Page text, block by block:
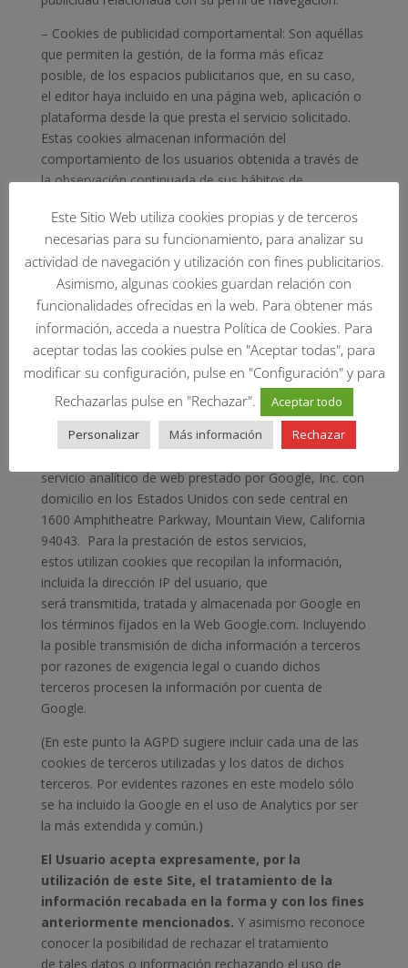
– Cookies de publicidad comportamental: Son aquéllas
que permiten la gestión, de la forma más eficaz
posible, de los espacios publicitarios que, en su caso,
el editor haya incluido en una página web, aplicación o
plataforma desde la que presta el servicio solicitado.
Estas cookies almacenan información del
comportamiento de los usuarios obtenida a través de
la observación continuada de sus hábitos de
específico para mostrar publicidad en función del
mismo.
Cookies de terceros : La Web de MCM Multitécnicas
y Construcciones Mixtas S.L. puede utilizar servicios de
terceros que, por cuenta de MCM Multitécnicas y
Construcciones Mixtas S.L., recopilaran información
con fines estadísticos, de uso del Site por parte del
usuario y para la prestacion de otros servicios
relacionados con la actividad del Website y otros
servicios de Internet.
servicio analítico de web prestado por Google, Inc. con
domicilio en los Estados Unidos con sede central en
1600 Amphitheatre Parkway, Mountain View, California
94043. Para la prestación de estos servicios,
estos utilizan cookies que recopilan la información,
incluida la dirección IP del usuario, que
será transmitida, tratada y almacenada por Google en
los términos fijados en la Web Google.com. Incluyendo
la posible transmisión de dicha información a terceros
por razones de exigencia legal o cuando dichos
terceros procesen la información por cuenta de
Google.
(En este punto la AGPD sugiere incluir cada una de las
cookies de terceros utilizadas y los datos de dichos
terceros. Por evidentes razones en este modelo sólo
se ha incluido la Google en el uso de Analytics por ser
la más extendida y común.)
El Usuario acepta expresamente, por la
utilización de este Site, el tratamiento de la
información recabada en la forma y con los fines
anteriormente mencionados. Y asimismo reconoce
conocer la posibilidad de rechazar el tratamiento
de tales datos o información rechazando el uso de
Este Sitio Web utiliza cookies propias y de terceros
necesarias para su funcionamiento, para analizar su
actividad de navegación y utilización con fines publicitarios.
Asimismo, algunas cookies guardan relación con
funcionalidades ofrecidas en la web. Para obtener más
información, acceda a nuestra Política de Cookies. Para
aceptar todas las cookies pulse en "Aceptar todas", para
modificar su configuración, pulse en "Configuración" y para
Rechazarlas pulse en "Rechazar".
Aceptar todo
Personalizar
Más información Rechazar